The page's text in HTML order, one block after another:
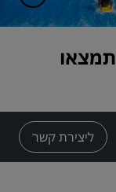
ב-West Bay Beach Club תמצאו
ליצירת קשר